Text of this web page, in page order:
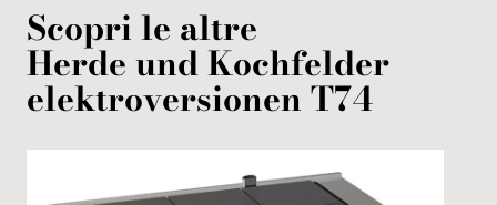
Scopri le altre
Herde und Kochfelder
elektroversionenT74